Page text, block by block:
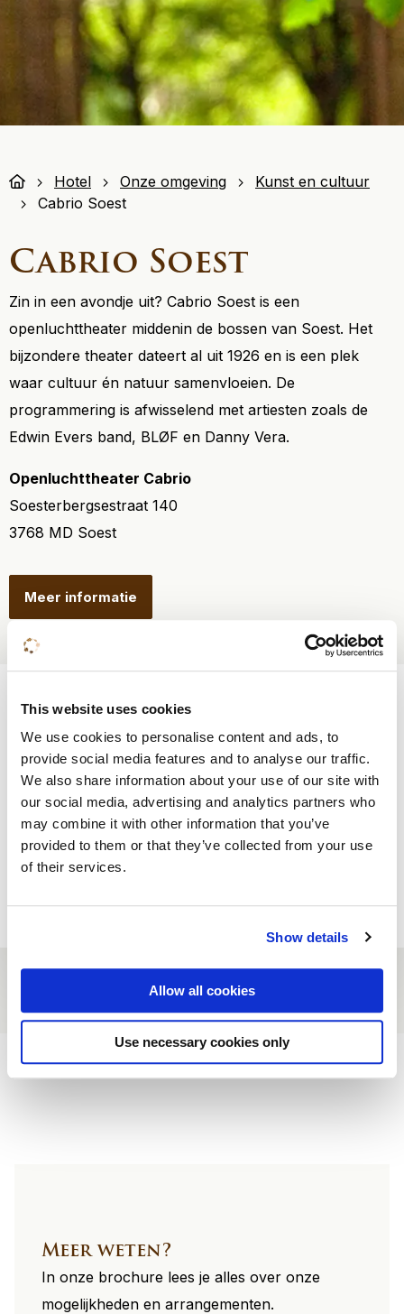
This website uses cookies
We use cookies to personalise content and ads, to
provide social media features and to analyse our traffic.
We also share information about your use of our site with
our social media, advertising and analytics partners who
may combine it with other information that you’ve
provided to them or that they’ve collected from your use
of their services.
Show details
Allow all cookies
Use necessary cookies only
Hotel Onze omgeving
Kunst en cultuur
Cabrio Soest
Cabrio Soest
Zin in een avondje uit? Cabrio Soest is een
openluchttheater middenin de bossen van Soest. Het
bijzondere theater dateert al uit 1926 en is een plek
waar cultuur én natuur samenvloeien. De
programmering is afwisselend met artiesten zoals de
Edwin Evers band, BLØF en Danny Vera.
Openluchttheater Cabrio
Soesterbergsestraat 140
3768 MD Soest
Meer informatie
Weet je al wat je wil?
Kamer reserveren
Offerte aanvragen
Site
footer
Meer weten?
In onze brochure lees je alles over onze
mogelijkheden en arrangementen.